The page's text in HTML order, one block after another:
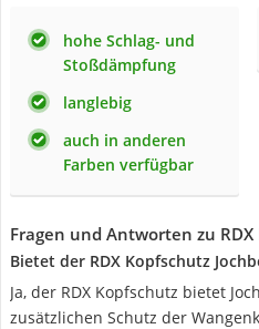
hohe Schlag- und
Stoßdämpfung
langlebig
auch in anderen
Farben verfügbar
Fragen und Antworten zu
Bietet der RDX Kopfschutz
Ja, der RDX Kopfschutz bietet
zusätzlichen Schutz der